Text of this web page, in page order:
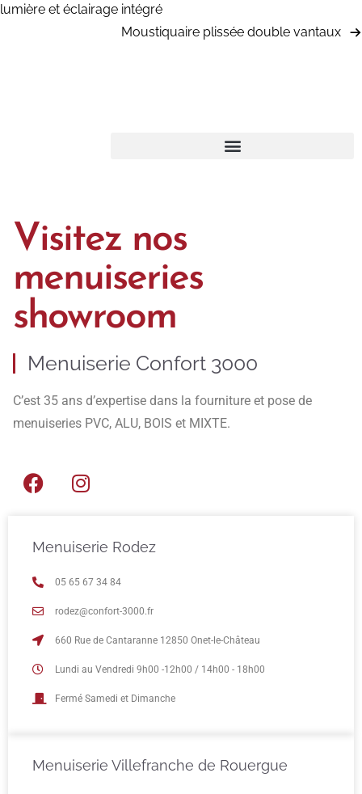
lumière et éclairage intégré
Moustiquaire plissée double vantaux
Visitez nos
menuiseries
showroom
Menuiserie Confort 3000
C’est 35 ans d’expertise dans la fourniture et pose de
menuiseries PVC, ALU, BOIS et MIXTE.
Menuiserie Rodez
05 65 67 34 84
rodez@confort-3000.fr
660 Rue de Cantaranne 12850 Onet-le-Château
Lundi au Vendredi 9h00 -12h00 / 14h00 - 18h00
Fermé Samedi et Dimanche
Menuiserie Villefranche de Rouergue